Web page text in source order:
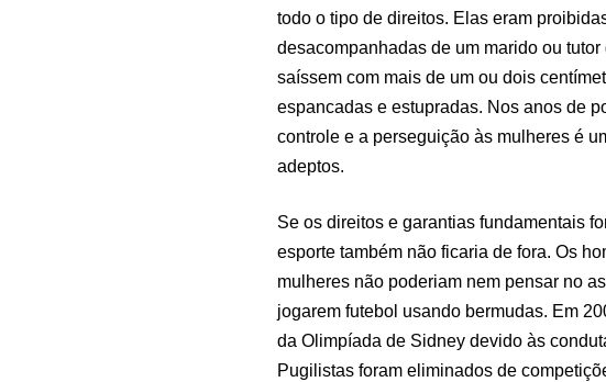
todo o tipo de direitos. Elas eram
desacompanhadas de um marido ou
saíssem com mais de um ou dois
espancadas e estupradas. Nos anos de
controle e a perseguição às mulheres é
adeptos.
Se os direitos e garantias fundamentais
esporte também não ficaria de fora. Os
mulheres não poderiam nem pensar no
jogarem futebol usando bermudas. Em
da Olimpíada de Sidney devido às
Pugilistas foram eliminados de